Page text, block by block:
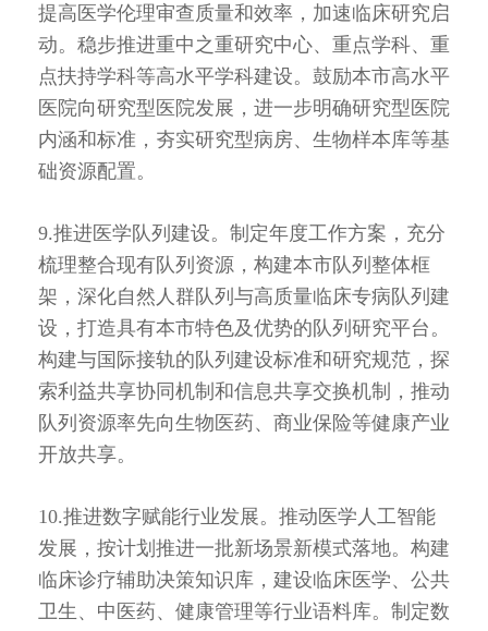
提高医学伦理审查质量和效率，加速临床研究启
动。稳步推进重中之重研究中心、重点学科、重
点扶持学科等高水平学科建设。鼓励本市高水平
医院向研究型医院发展，进一步明确研究型医院
内涵和标准，夯实研究型病房、生物样本库等基
础资源配置。
9.推进医学队列建设。制定年度工作方案，充分
梳理整合现有队列资源，构建本市队列整体框
架，深化自然人群队列与高质量临床专病队列建
设，打造具有本市特色及优势的队列研究平台。
构建与国际接轨的队列建设标准和研究规范，探
索利益共享协同机制和信息共享交换机制，推动
队列资源率先向生物医药、商业保险等健康产业
开放共享。
10.推进数字赋能行业发展。推动医学人工智能
发展，按计划推进一批新场景新模式落地。构建
临床诊疗辅助决策知识库，建设临床医学、公共
卫生、中医药、健康管理等行业语料库。制定数